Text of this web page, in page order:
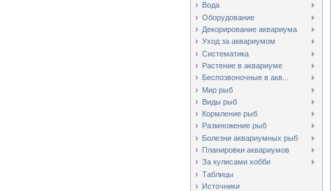
Вода
Оборудование
Декорирование аквариума
Уход за аквариумом
Систематика
Растение в аквариуме
Беспозвоночные в акв...
Мир рыб
Виды рыб
Кормление рыб
Размножение рыб
Болезни аквариумных рыб
Планировки аквариумов
За кулисами хобби
Таблицы
Источники